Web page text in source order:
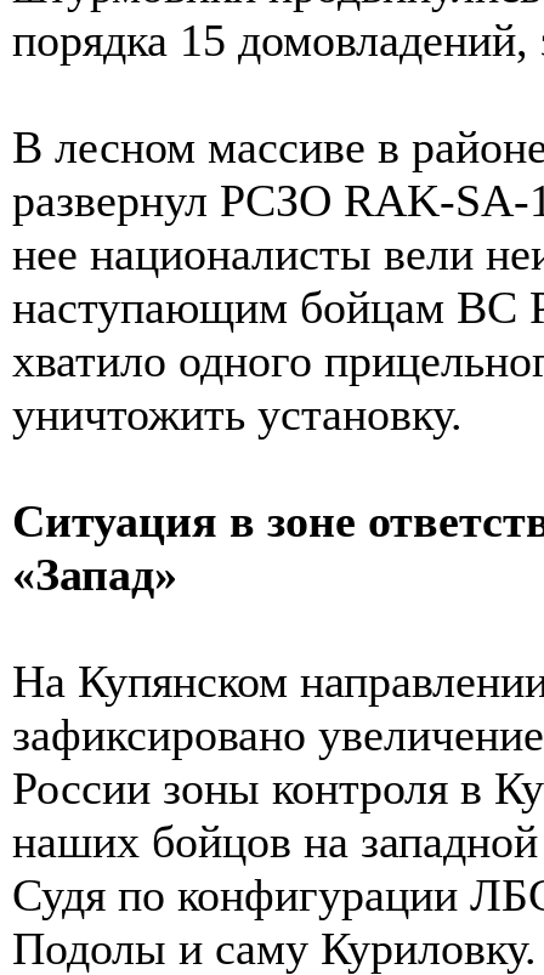
порядка 15 домовладений,
В лесном массиве в
развернул РСЗО RAK-SA-
нее националисты вели
наступающим бойцам ВС
хватило одного
уничтожить установку.
Ситуация в зоне
«Запад»
На Купянском
зафиксировано
России зоны контроля в
наших бойцов на
Судя по конфигурации
Подолы и саму Куриловку.